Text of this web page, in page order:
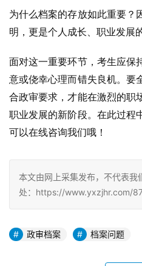
为什么档案的存放如此重要？
明，更是个人成长、职业发展
面对这一重要环节，考生应保
意或侥幸心理而错失良机。要
合政审要求，才能在激烈的职
职业发展的新阶段。在此过程
可以在线咨询我们哦！
本文由网上采集发布，不代表我
处：https://www.yxzjhr.com/
政审档案 档案问题